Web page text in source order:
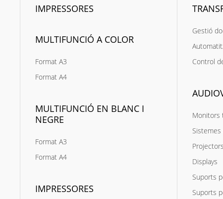
IMPRESSORES
MULTIFUNCIÓ A COLOR
Format A3
Format A4
MULTIFUNCIÓ EN BLANC I
NEGRE
Format A3
Format A4
IMPRESSORES
Gestió
Control
Monitors
Projectors
Displays
Suports
Suports